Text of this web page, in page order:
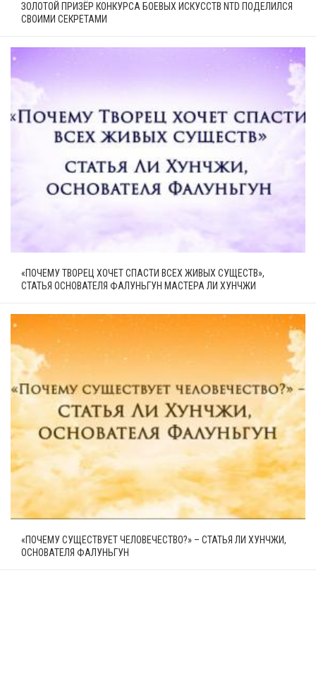
ЗОЛОТОЙ ПРИЗЁР КОНКУРСА БОЕВЫХ ИСКУССТВ NTD ПОДЕЛИЛСЯ
СВОИМИ СЕКРЕТАМИ
«ПОЧЕМУ ТВОРЕЦ ХОЧЕТ СПАСТИ ВСЕХ ЖИВЫХ СУЩЕСТВ»,
СТАТЬЯ ОСНОВАТЕЛЯ ФАЛУНЬГУН МАСТЕРА ЛИ ХУНЧЖИ
«ПОЧЕМУ СУЩЕСТВУЕТ ЧЕЛОВЕЧЕСТВО?» – СТАТЬЯ ЛИ ХУНЧЖИ,
ОСНОВАТЕЛЯ ФАЛУНЬГУН